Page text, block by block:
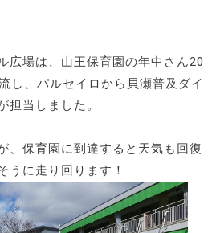
広場は、山王保育園の年中さん20
し、パルセイロから貝瀬普及ダイ
担当しました。
、保育園に到達すると天気も回復
うに走り回ります！